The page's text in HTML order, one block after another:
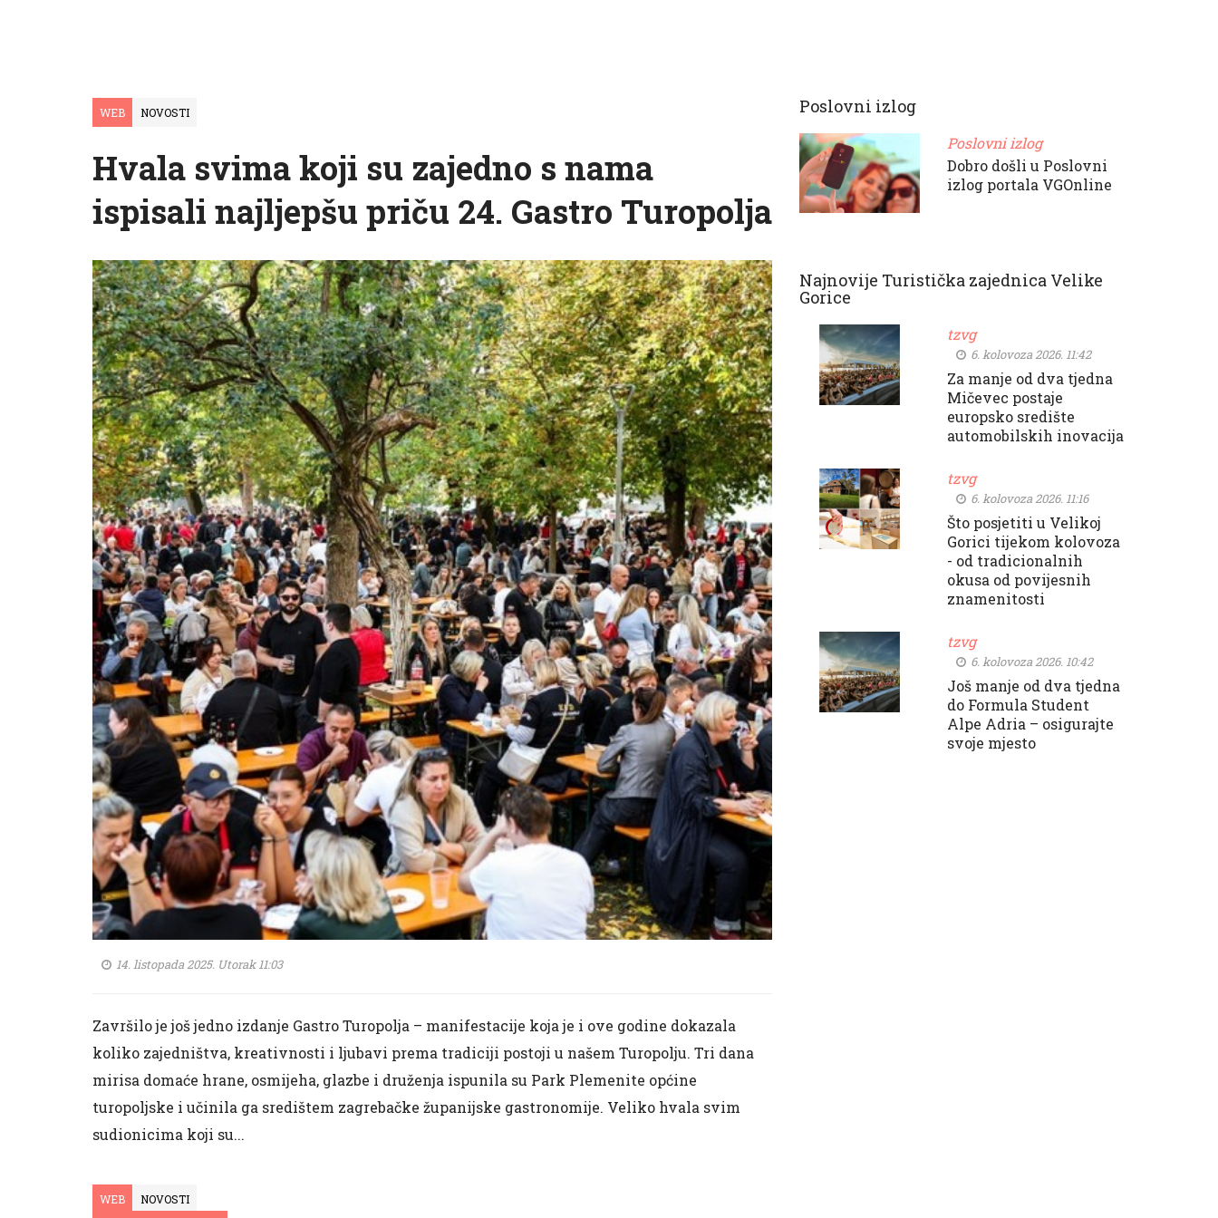
WEB NOVOSTI
Hvala svima koji su zajedno s nama
ispisali najljepšu priču 24. Gastro Turopolja
14. listopada 2025. Utorak 11:03
Završilo je još jedno izdanje Gastro Turopolja – manifestacije koja je i ove godine dokazala
koliko zajedništva, kreativnosti i ljubavi prema tradiciji postoji u našem Turopolju. Tri dana
mirisa domaće hrane, osmijeha, glazbe i druženja ispunila su Park Plemenite općine
turopoljske i učinila ga središtem zagrebačke županijske gastronomije. Veliko hvala svim
sudionicima koji su...
WEB NOVOSTI
Poslovni izlog
Poslovni izlog
Dobro došli u Poslovni
izlog portala VGOnline
Najnovije Turistička zajednica Velike
Gorice
tzvg
6. kolovoza 2026. 11:42
Za manje od dva tjedna
Mičevec postaje
europsko središte
automobilskih inovacija
tzvg
6. kolovoza 2026. 11:16
Što posjetiti u Velikoj
Gorici tijekom kolovoza
- od tradicionalnih
okusa od povijesnih
znamenitosti
tzvg
6. kolovoza 2026. 10:42
Još manje od dva tjedna
do Formula Student
Alpe Adria – osigurajte
svoje mjesto